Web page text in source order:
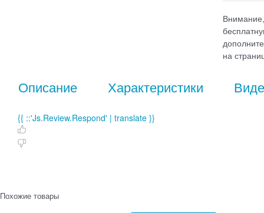
на
Описание Характеристики
{{ ::'Js.Review.Respond' | translate }}
Похожие товары